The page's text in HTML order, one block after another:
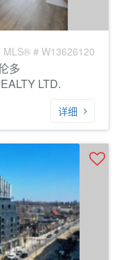
MLS® # W13626120
多
LTD.
详细